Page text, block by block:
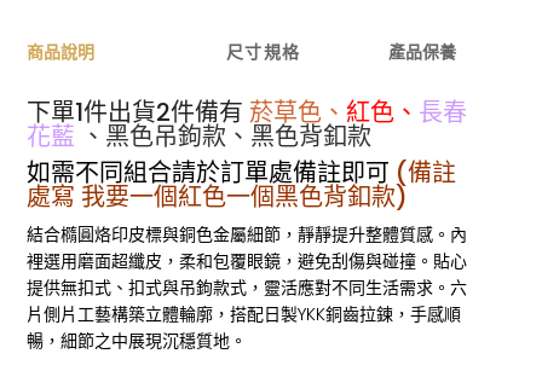
商品說明 尺寸規格 產品保養
下單1件出貨2件備有菸草色、 紅色、 長春
花藍 、黑色吊鉤款、黑色背釦款
如需不同組合請於訂單處備註即可 (備註
處寫 我要一個紅色一個黑色背釦款)
結合橢圓烙印皮標與銅色金屬細節，靜靜提升整體質感。內
裡選用磨面超纖皮，柔和包覆眼鏡，避免刮傷與碰撞。貼心
提供無扣式、扣式與吊鉤款式，靈活應對不同生活需求。六
片側片工藝構築立體輪廓，搭配日製YKK銅齒拉鍊，手感順
暢，細節之中展現沉穩質地。